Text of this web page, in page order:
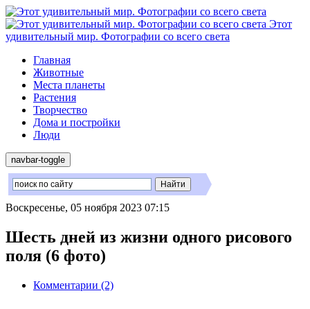
Этот
удивительный мир. Фотографии со всего света
Главная
Животные
Места планеты
Растения
Творчество
Дома и постройки
Люди
navbar-toggle
Воскресенье, 05 ноября 2023 07:15
Шесть дней из жизни одного рисового
поля (6 фото)
Комментарии (2)